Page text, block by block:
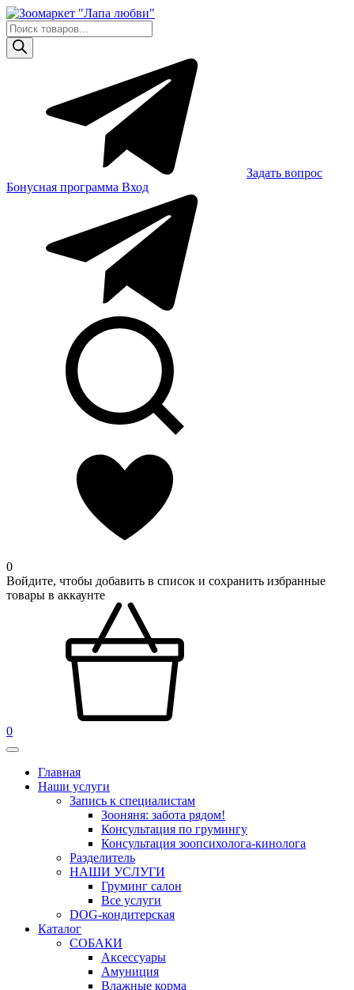
Skip
to
content
Поиск
товаров
Задать вопрос
Бонусная программа Вход
0
Войдите, чтобы добавить в список и сохранить избранные
товары в аккаунте
0
Главная
Наши услуги
Запись к специалистам
Зооняня: забота рядом!
Консультация по грумингу
Консультация зоопсихолога-кинолога
Pазделитель
НАШИ УСЛУГИ
Груминг салон
Все услуги
DOG-кондитерская
Каталог
СОБАКИ
Аксессуары
Амуниция
Влажные корма